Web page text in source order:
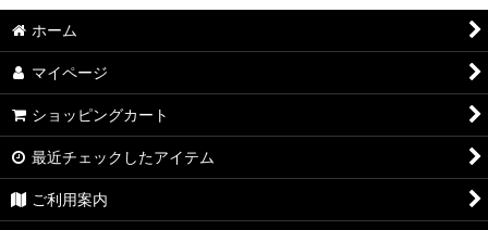
ホーム
マイページ
ショッピングカート
最近チェックしたアイテム
ご利用案内